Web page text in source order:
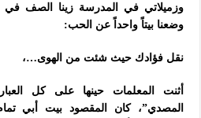
وزميلاتي في المدرسة زينا الصف في
وضعنا بيتاً واحداً عن الحب:
نقل فؤادك حيث شئت من الهوى…،
أثنت المعلمات حينها على كل
المصدي”، كان المقصود بيت أبي